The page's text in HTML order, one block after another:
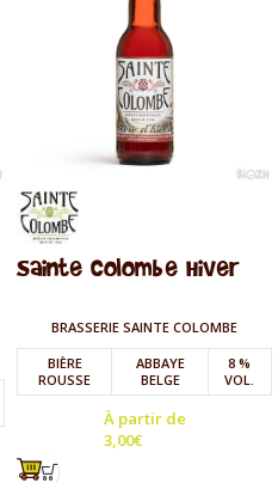
Sainte Colombe Hiver
BRASSERIE SAINTE COLOMBE
BIÈRE
ROUSSE
ABBAYE
BELGE
8 %
VOL.
À partir de
3,00€